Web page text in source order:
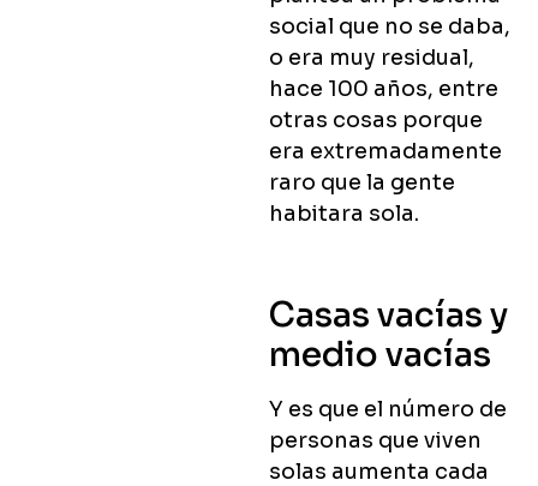
social que no se daba,
o era muy residual,
hace 100 años, entre
otras cosas porque
era extremadamente
raro que la gente
habitara sola.
Casas vacías y
medio vacías
Y es que el número de
personas que viven
solas aumenta cada